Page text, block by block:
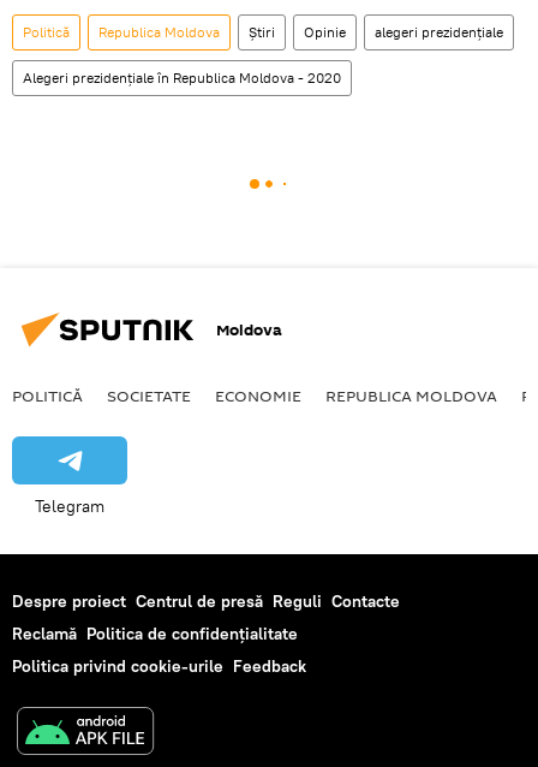
Politică Republica Moldova Știri Opinie alegeri prezidențiale
Alegeri prezidenţiale în Republica Moldova - 2020
Moldova
POLITICĂ SOCIETATE ECONOMIE REPUBLICA MOLDOVA
Telegram
Despre proiect Centrul de presă Reguli Contacte
Reclamă Politica de confidențialitate
Politica privind cookie-urile Feedback